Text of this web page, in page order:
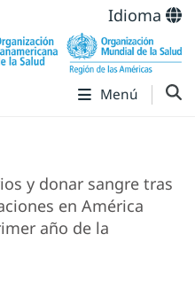
Idioma
Menú
y donar sangre tras
en América
año de la